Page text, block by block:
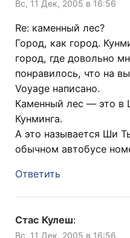
Вс, 11 Дек, 2005 в 16:56
Re: каменный лес?
Город, как город.
город, где довольно
понравилось, что на
Voyage написано.
Каменный лес — это в
Кунминга.
А это называется Ши
обычном автобусе
Ответить
Стас Кулеш:
Вс, 11 Дек, 2005 в 16:56